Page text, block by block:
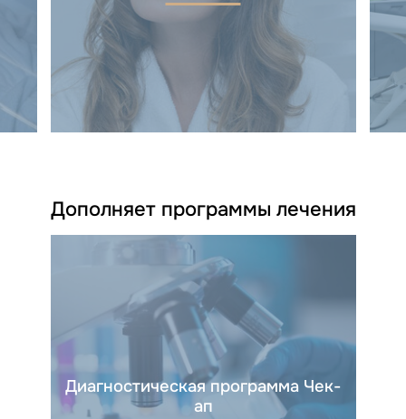
Дополняет программы лечения
Диагностическая программа Чек-
ап